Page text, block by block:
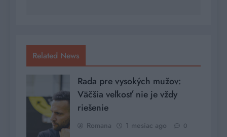
Related News
Rada pre vysokých mužov:
Väčšia veľkosť nie je vždy
riešenie
Romana 1 mesiac ago 0